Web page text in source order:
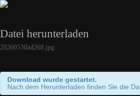
Datei herunterladen
20260530ad268.jpg
Download wurde gestartet.
Nach dem Herunterladen finden Sie die